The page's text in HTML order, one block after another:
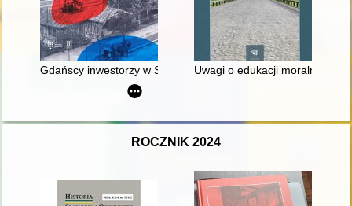
Gdańscy inwestorzy w Sopocie : prestiż finansowy i
Uwagi o edukacji moralnej
ROCZNIK 2024